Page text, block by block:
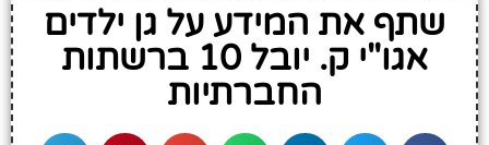
שתף את המידע על גן ילדים
אגו"י ק. יובל 10 ברשתות
החברתיות